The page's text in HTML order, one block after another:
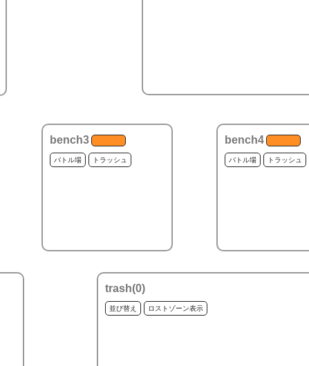
bench3
バトル場 トラッシュ
bench4
バトル場 トラッシュ
trash(0)
並び替え ロストゾーン表示